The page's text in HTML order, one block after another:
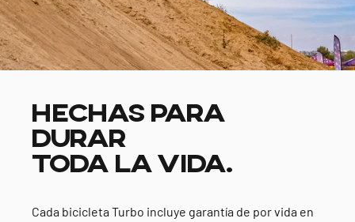
HECHAS PARA
DURAR
TODA LA VIDA.
Cada bicicleta Turbo incluye garantía de por vida en